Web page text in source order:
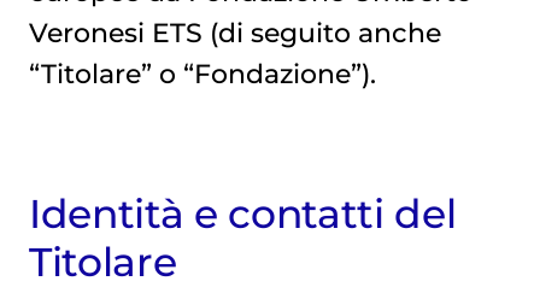
Veronesi ETS (di seguito anche
“Titolare” o “Fondazione”).
Identità e contatti del
Titolare